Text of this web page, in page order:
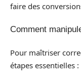
faire des
Comment
Pour maîtriser
étapes essentielles :